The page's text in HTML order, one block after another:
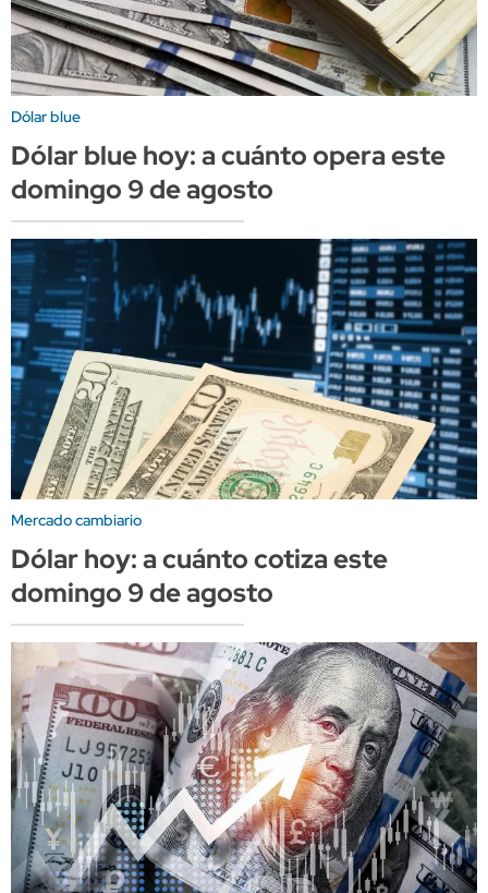
Dólar blue
Dólar blue hoy: a cuánto opera este
domingo 9 de agosto
Mercado cambiario
Dólar hoy: a cuánto cotiza este
domingo 9 de agosto